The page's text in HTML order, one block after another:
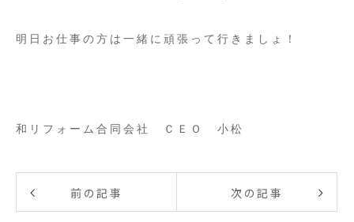
明日お仕事の方は一緒に頑張って行きましょ！
和リフォーム合同会社 ＣＥＯ 小松
前の記事 次の記事